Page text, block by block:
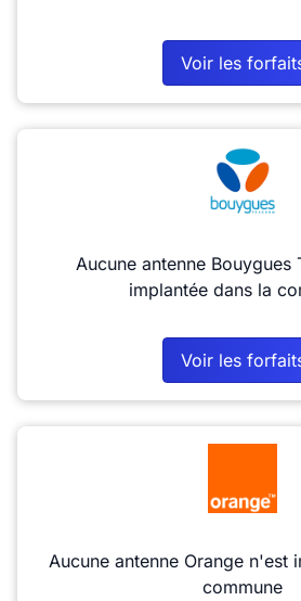
Voir les
Aucune antenne Bouygues
implantée dans la
Voir les
Aucune antenne Orange n'est
commune